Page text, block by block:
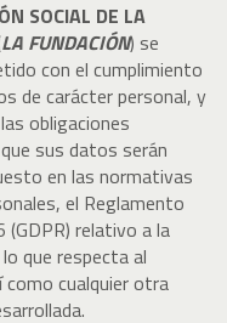
SOCIAL DE LA
LA FUNDACIÓN) se
con el cumplimiento
de carácter personal, y
obligaciones
sus datos serán
en las normativas
el Reglamento
relativo a la
que respecta al
cualquier otra